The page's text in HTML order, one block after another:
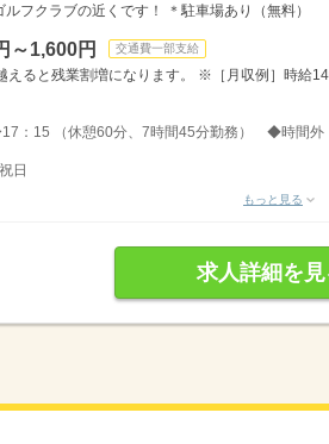
ルフクラブの近くです！ ＊駐車場あり（無料）
～1,600円 交通費一部支給
ると残業割増になります。 ※［月収例］時給
17：15 （休憩60分、7時間45分勤務） ◆時間外
日
もっと見る
求人詳細を見